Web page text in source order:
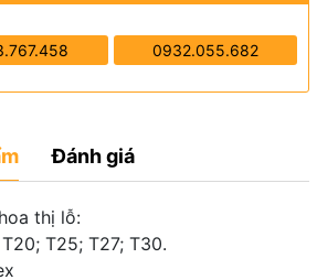
0932.055.682
Đánh giá
thị lỗ:
T25; T27; T30.